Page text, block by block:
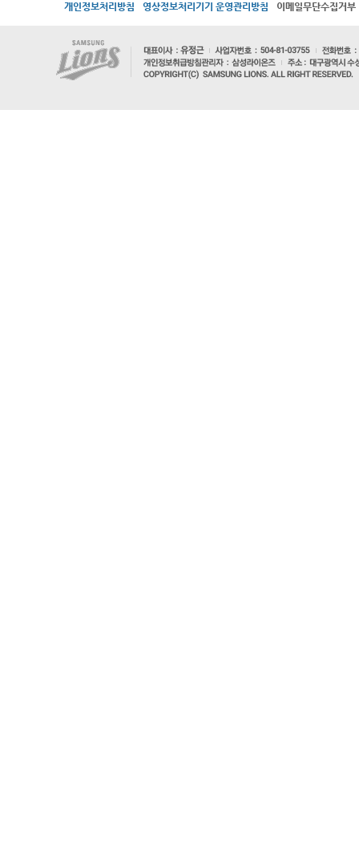
개인정보처리방침 영상정보처리기기 운영관리방침 이메일무단수집거부